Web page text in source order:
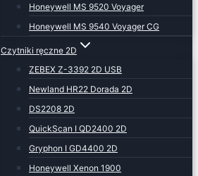
Honeywell MS 9520 Voyager
Honeywell MS 9540 Voyager CG
Czytniki ręczne 2D
ZEBEX Z-3392 2D USB
Newland HR22 Dorada 2D
DS2208 2D
QuickScan I QD2400 2D
Gryphon I GD4400 2D
Honeywell Xenon 1900